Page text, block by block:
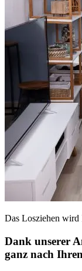
Das Losziehen wird
Dank unserer
ganz nach